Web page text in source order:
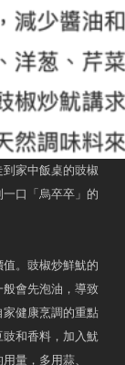
家中飯桌的豉椒
口「烏卒卒」的
。豉椒炒鮮魷的
會先泡油，導致
健康烹調的重點
和香料，加入魷
量，多用蒜、